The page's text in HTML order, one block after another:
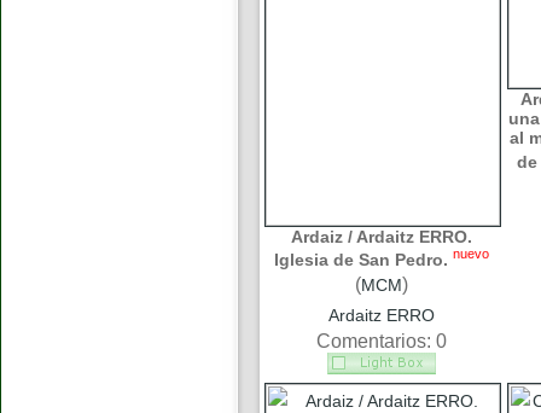
Ardaiz / Ardaitz ERRO.
Iglesia de San Pedro. nuevo
(MCM)
Ardaitz ERRO
Comentarios: 0
al
de